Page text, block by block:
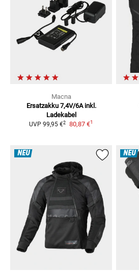
Macna
Ersatzakku 7,4V/6A inkl.
Ladekabel
UVP 99,95 €2 80,87 €1
NEU NEU